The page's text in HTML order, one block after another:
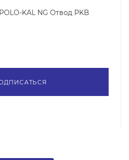
KAL NG Отвод PKB